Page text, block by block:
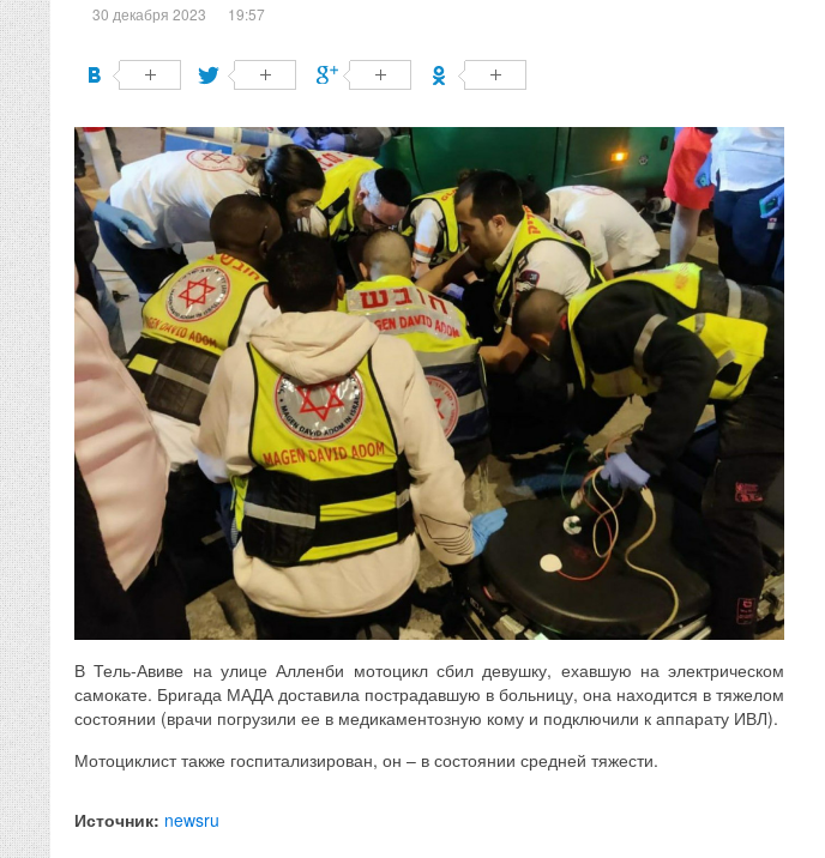
30 декабря 2023 19:57
В Тель-Авиве на улице Алленби мотоцикл сбил девушку, ехавшую на электрическом
самокате. Бригада МАДА доставила пострадавшую в больницу, она находится в тяжелом
состоянии (врачи погрузили ее в медикаментозную кому и подключили к аппарату ИВЛ).
Мотоциклист также госпитализирован, он – в состоянии средней тяжести.
Источник: newsru